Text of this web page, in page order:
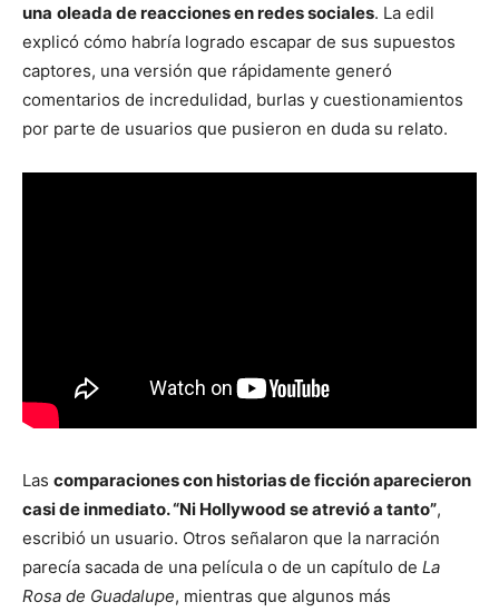
una oleada de reacciones en redes sociales. La edil
explicó cómo habría logrado escapar de sus supuestos
captores, una versión que rápidamente generó
comentarios de incredulidad, burlas y cuestionamientos
por parte de usuarios que pusieron en duda su relato.
Las comparaciones con historias de ficción aparecieron
casi de inmediato. “Ni Hollywood se atrevió a tanto”,
escribió un usuario. Otros señalaron que la narración
parecía sacada de una película o de un capítulo de La
Rosa de Guadalupe, mientras que algunos más